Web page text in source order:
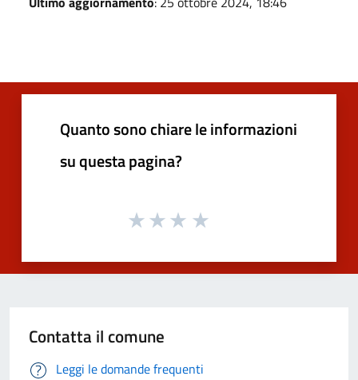
Quanto sono chiare le informazioni
su questa pagina?
Contatta il comune
Leggi le domande frequenti